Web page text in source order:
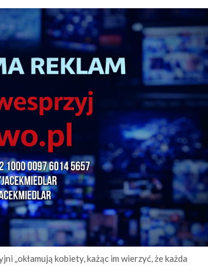
„okłamują kobiety, każąc im wierzyć, że każda